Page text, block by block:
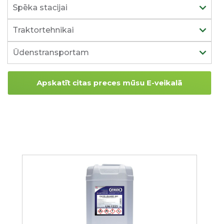
Spēka stacijai
Traktortehnikai
Ūdenstransportam
Apskatīt citas preces mūsu E-veikalā